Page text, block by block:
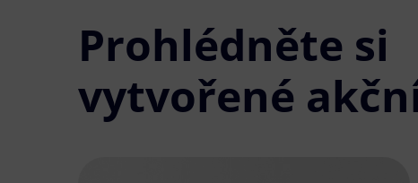
Prohlédněte si
vytvořené